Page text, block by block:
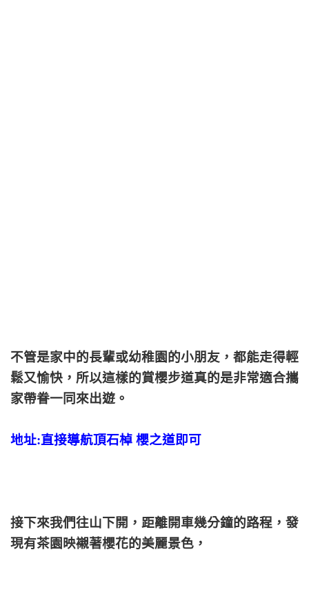
不管是家中的長輩或幼稚園的小朋友，都能走得輕
鬆又愉快，所以這樣的賞櫻步道真的是非常適合攜
家帶眷一同來出遊。
地址:直接導航頂石棹 櫻之道即可
接下來我們往山下開，距離開車幾分鐘的路程，發
現有茶園映襯著櫻花的美麗景色，